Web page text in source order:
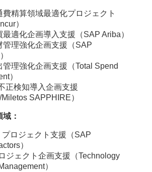
費精算領域最適化プロジェクト
）
最適化企画導入支援（SAP Ariba）
管理強化企画支援（SAP
管理強化企画支援（Total Spend
）
正検知導入企画支援
Miletos SAPPHIRE）
：
プロジェクト支援（SAP
）
ジェクト企画支援（Technology
）